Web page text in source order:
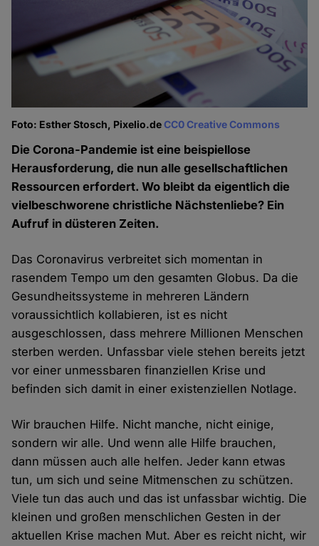
Foto: Esther Stosch, Pixelio.deCC0 Creative Commons
Die Corona-Pandemie ist eine beispiellose
Herausforderung, die nun alle gesellschaftlichen
Ressourcen erfordert. Wo bleibt da eigentlich die
vielbeschworene christliche Nächstenliebe? Ein
Aufruf in düsteren Zeiten.
Das Coronavirus verbreitet sich momentan in
rasendem Tempo um den gesamten Globus. Da die
Gesundheitssysteme in mehreren Ländern
voraussichtlich kollabieren, ist es nicht
ausgeschlossen, dass mehrere Millionen Menschen
sterben werden. Unfassbar viele stehen bereits jetzt
vor einer unmessbaren finanziellen Krise und
befinden sich damit in einer existenziellen Notlage.
Wir brauchen Hilfe. Nicht manche, nicht einige,
sondern wir alle. Und wenn alle Hilfe brauchen,
dann müssen auch alle helfen. Jeder kann etwas
tun, um sich und seine Mitmenschen zu schützen.
Viele tun das auch und das ist unfassbar wichtig. Die
kleinen und großen menschlichen Gesten in der
aktuellen Krise machen Mut. Aber es reicht nicht, wir